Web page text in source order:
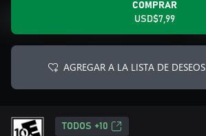
COMPRAR
USD$7,99
AGREGAR A LA LISTA DE DESEOS
TODOS +10